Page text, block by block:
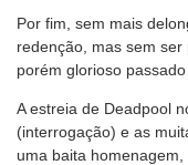
Por fim, sem mais
redenção, mas sem ser
porém glorioso passado
A estreia de Deadpool
(interrogação) e as
uma baita